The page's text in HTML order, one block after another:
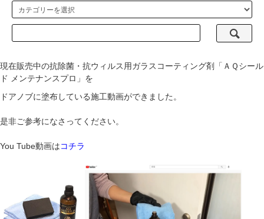
現在販売中の抗除菌・抗ウィルス用ガラスコーティング剤「ＡＱシール
ド メンテナンスプロ」を
ドアノブに塗布している施工動画ができました。
是非ご参考になさってください。
You Tube動画はコチラ